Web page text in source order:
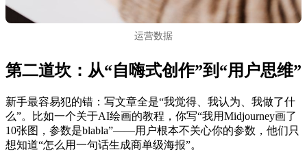
运营数据
第二道坎：从“自嗨式创作”到“用户思维”
新手最容易犯的错：写文章全是“我觉得、我认为、我做了什
么”。比如一个关于AI绘画的教程，你写“我用Midjourney画了
10张图，参数是blabla”——用户根本不关心你的参数，他们只
想知道“怎么用一句话生成商单级海报”。